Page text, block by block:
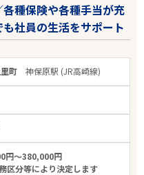
各種保険や各種手当が充
社員の生活をサポート
里町神保原駅 (JR高崎線)
円～380,000円
区分等により決定します